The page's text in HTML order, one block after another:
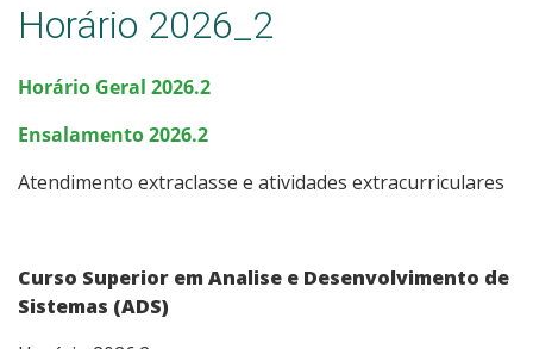
Assistência Estudantil
Bibliotecas
Horário 2026_2
Horário Geral 2026.2
Ensalamento 2026.2
Atendimento extraclasse e atividades extracurriculares
Curso Superior em Analise e Desenvolvimento de
Sistemas (ADS)